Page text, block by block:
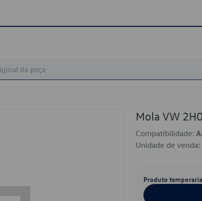
Mola VW
Compatibilidade:
Unidade de venda:
Produto